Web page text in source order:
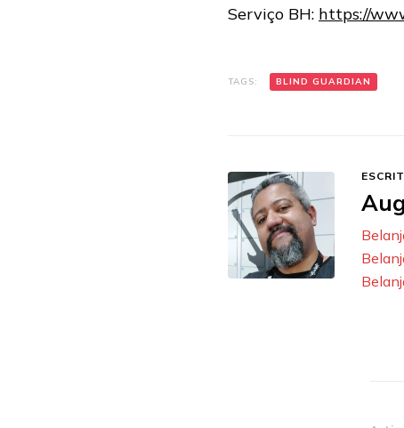
Serviço BH: https://
TAGS: BLIND GUARDIAN